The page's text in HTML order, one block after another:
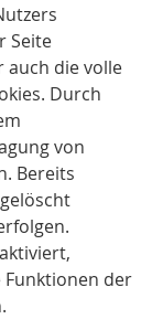
Seite
auch die volle
Durch
von
Bereits
der